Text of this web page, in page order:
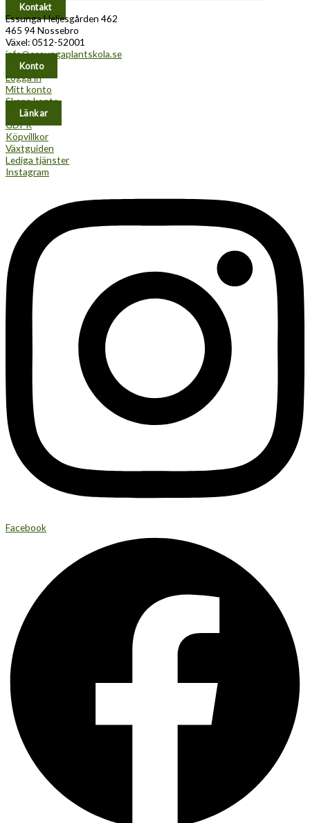
Kontakt
Essunga Heljesgården 462
465 94 Nossebro
Växel: 0512-52001
info@essungaplantskola.se
Konto
Logga in
Mitt konto
Skapa konto
Länkar
GDPR
Köpvillkor
Växtguiden
Lediga tjänster
Instagram
Facebook